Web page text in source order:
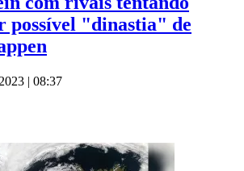
possível "dinastia" de
| 08:37